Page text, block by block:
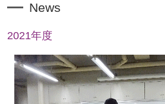
News
2021年度